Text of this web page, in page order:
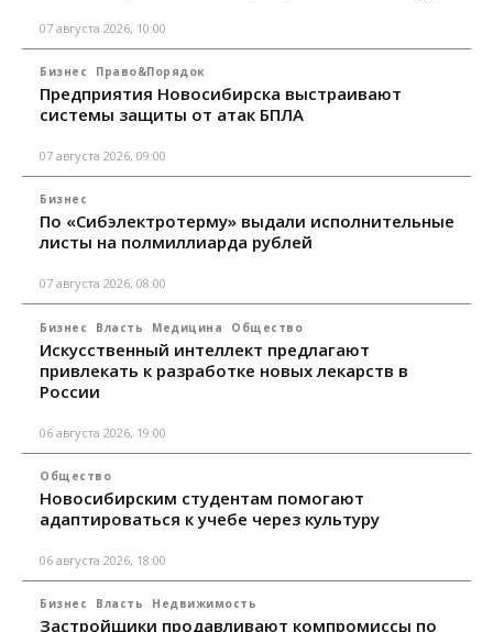
07 августа 2026, 10:00
Бизнес Право&Порядок
Предприятия Новосибирска выстраивают
системы защиты от атак БПЛА
07 августа 2026, 09:00
Бизнес
По «Сибэлектротерму» выдали исполнительные
листы на полмиллиарда рублей
07 августа 2026, 08:00
Бизнес Власть Медицина Общество
Искусственный интеллект предлагают
привлекать к разработке новых лекарств в
России
06 августа 2026, 19:00
Общество
Новосибирским студентам помогают
адаптироваться к учебе через культуру
06 августа 2026, 18:00
Бизнес Власть Недвижимость
Застройщики продавливают компромиссы по